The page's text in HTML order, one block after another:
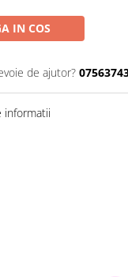
IN COS
de ajutor?
informatii